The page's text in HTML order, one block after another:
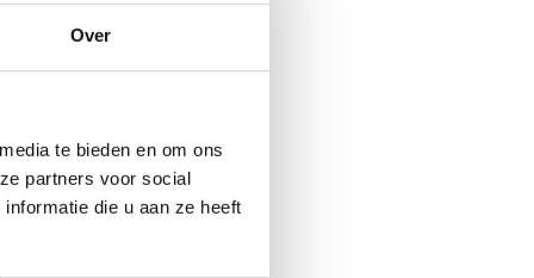
Over
te bieden en om ons
partners voor social
die u aan ze heeft